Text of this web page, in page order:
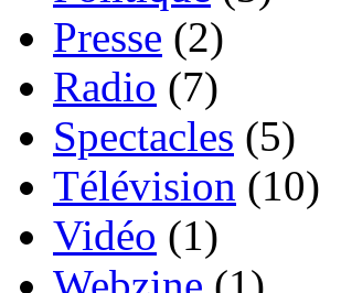
Presse (2)
Radio (7)
Spectacles (5)
Télévision (10)
Vidéo (1)